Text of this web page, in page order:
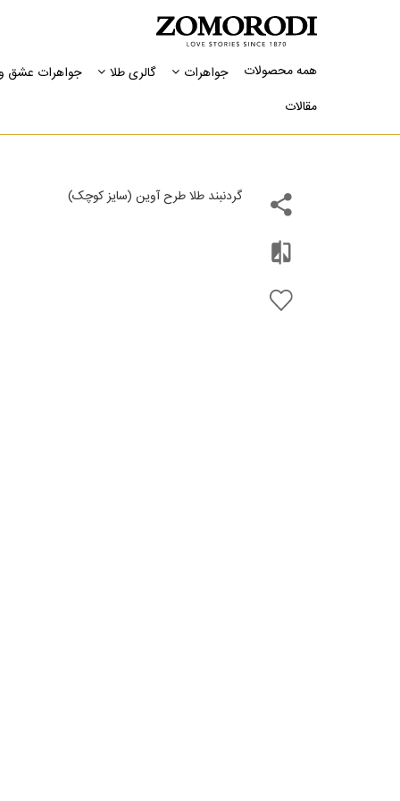
همه محصولات جواهرات گالری طلا جواهرات عشق
مقالات